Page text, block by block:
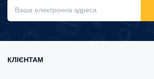
КЛІЄНТАМ